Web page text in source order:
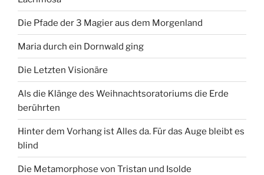
Die Pfade der 3 Magier aus dem Morgenland
Maria durch ein Dornwald ging
Die Letzten Visionäre
Als die Klänge des Weihnachtsoratoriums die Erde
berührten
Hinter dem Vorhang ist Alles da. Für das Auge bleibt es
blind
Die Metamorphose von Tristan und Isolde